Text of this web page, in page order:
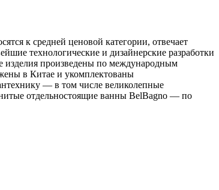
к средней ценовой категории, отвечает
технологические и дизайнерские разработки
изделия произведены по международным
в Китае и укомплектованы
— в том числе великолепные
отдельностоящие ванны BelBagno — по